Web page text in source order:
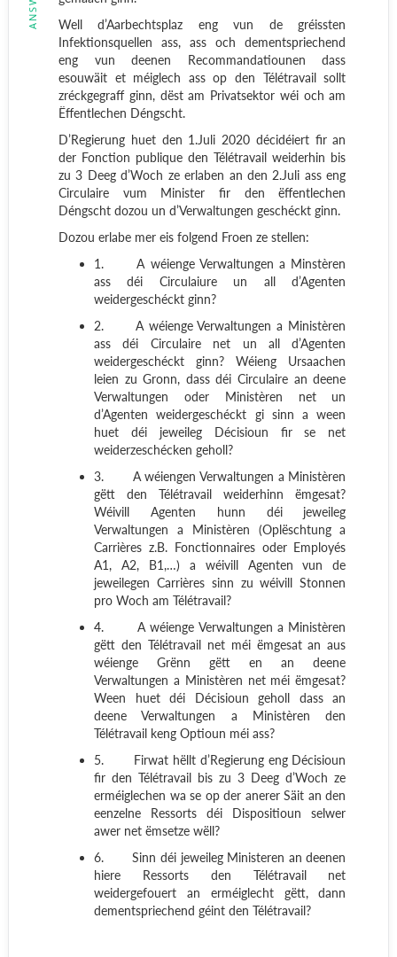
Well d’Aarbechtsplaz eng vun de gréissten
Infektionsquellen ass, ass och dementspriechend
eng vun deenen Recommandatiounen dass
esouwäit et méiglech ass op den Télétravail sollt
zréckgegraff ginn, dëst am Privatsektor wéi och am
Ëffentlechen Déngscht.
D’Regierung huet den 1.Juli 2020 décidéiert fir an
der Fonction publique den Télétravail weiderhin bis
zu 3 Deeg d’Woch ze erlaben an den 2.Juli ass eng
Circulaire vum Minister fir den ëffentlechen
Déngscht dozou un d’Verwaltungen geschéckt ginn.
Dozou erlabe mer eis folgend Froen ze stellen:
1.
A wéienge Verwaltungen a Minstèren
ass déi Circulaiure un all d’Agenten
weidergeschéckt ginn?
2.
A wéienge Verwaltungen a Ministèren
ass déi Circulaire net un all d’Agenten
weidergeschéckt ginn? Wéieng Ursaachen
leien zu Gronn, dass déi Circulaire an deene
Verwaltungen oder Ministèren net un
d’Agenten weidergeschéckt gi sinn a ween
huet déi jeweileg Décisioun fir se net
weiderzeschécken geholl?
3.
A wéiengen Verwaltungen a Ministèren
gëtt den Télétravail weiderhinn ëmgesat?
Wéivill Agenten hunn déi jeweileg
Verwaltungen a Ministèren (Oplëschtung a
Carrières z.B. Fonctionnaires oder Employés
A1, A2, B1,…) a wéivill Agenten vun de
jeweilegen Carrières sinn zu wéivill Stonnen
pro Woch am Télétravail?
4.
A wéienge Verwaltungen a Ministèren
gëtt den Télétravail net méi ëmgesat an aus
wéienge Grënn gëtt en an deene
Verwaltungen a Ministèren net méi ëmgesat?
Ween huet déi Décisioun geholl dass an
deene Verwaltungen a Ministèren den
Télétravail keng Optioun méi ass?
5.
Firwat hëllt d’Regierung eng Décisioun
fir den Télétravail bis zu 3 Deeg d’Woch ze
erméiglechen wa se op der anerer Säit an den
eenzelne Ressorts déi Dispositioun selwer
awer net ëmsetze wëll?
6.
Sinn déi jeweileg Ministeren an deenen
hiere Ressorts den Télétravail net
weidergefouert an erméiglecht gëtt, dann
dementspriechend géint den Télétravail?